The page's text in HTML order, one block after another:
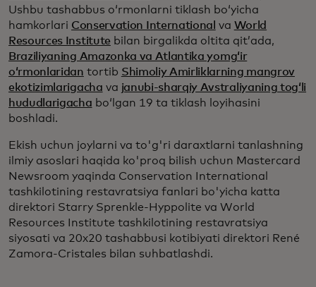
Ushbu tashabbus oʻrmonlarni tiklash boʻyicha
hamkorlari Conservation International va World
Resources Institute bilan birgalikda oltita qitʼada,
Braziliyaning Amazonka va Atlantika yomgʻir
oʻrmonlaridan tortib Shimoliy Amirliklarning mangrov
ekotizimlarigacha va janubi-sharqiy Avstraliyaning togʻli
hududlarigacha boʻlgan 19 ta tiklash loyihasini
boshladi.
Ekish uchun joylarni va to'g'ri daraxtlarni tanlashning
ilmiy asoslari haqida ko'proq bilish uchun Mastercard
Newsroom yaqinda Conservation International
tashkilotining restavratsiya fanlari bo'yicha katta
direktori Starry Sprenkle-Hyppolite va World
Resources Institute tashkilotining restavratsiya
siyosati va 20x20 tashabbusi kotibiyati direktori René
Zamora-Cristales bilan suhbatlashdi.